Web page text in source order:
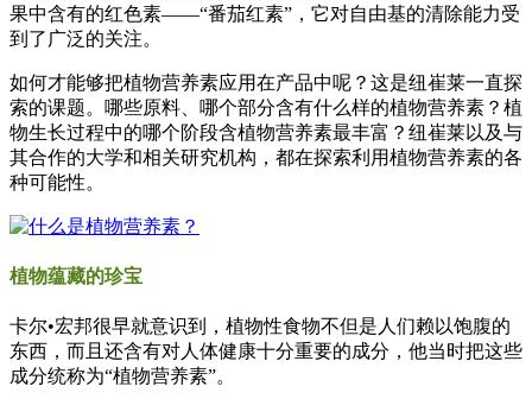
果中含有的红色素——“番茄红素”，它对自由基的清除能力受
到了广泛的关注。
如何才能够把植物营养素应用在产品中呢？这是纽崔莱一直探
索的课题。哪些原料、哪个部分含有什么样的植物营养素？植
物生长过程中的哪个阶段含植物营养素最丰富？纽崔莱以及与
其合作的大学和相关研究机构，都在探索利用植物营养素的各
种可能性。
植物蕴藏的珍宝
卡尔•宏邦很早就意识到，植物性食物不但是人们赖以饱腹的
东西，而且还含有对人体健康十分重要的成分，他当时把这些
成分统称为“植物营养素”。